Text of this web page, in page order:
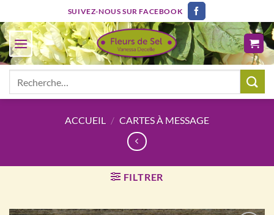
au
contenu
SUIVEZ-NOUS SUR FACEBOOK
ACCUEIL / CARTES À MESSAGE
FILTRER